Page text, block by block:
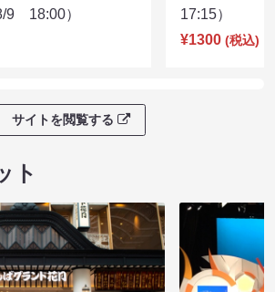
9 18:00）
17:15）
¥1300 (税込)
サイトを閲覧する
ト